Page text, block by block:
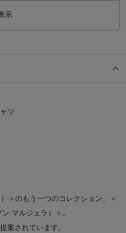
示
ツ
＞のもう一つのコレクション、＜
マルジェラ）＞。
案されています。